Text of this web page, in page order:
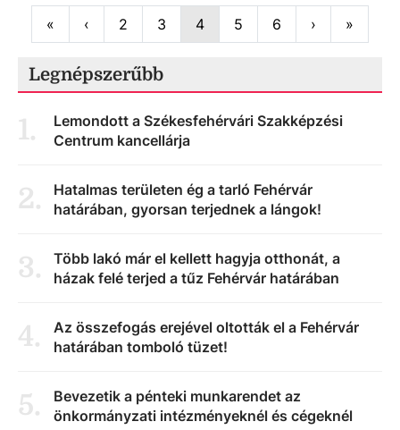
« ‹ Previous
2 3 4 5 6 › Next»
Legnépszerűbb
1.
Lemondott a Székesfehérvári Szakképzési
Centrum kancellárja
2.
Hatalmas területen ég a tarló Fehérvár
határában, gyorsan terjednek a lángok!
3.
Több lakó már el kellett hagyja otthonát, a
házak felé terjed a tűz Fehérvár határában
4.
Az összefogás erejével oltották el a Fehérvár
határában tomboló tüzet!
5.
Bevezetik a pénteki munkarendet az
önkormányzati intézményeknél és cégeknél